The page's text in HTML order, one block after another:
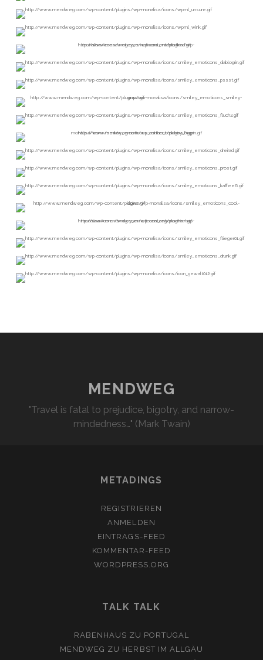
MENDWEG
"Travel is fatal to prejudice, bigotry, and narrow-
mindedness…" (Mark Twain)
METADINGS
REGISTRIEREN
ANMELDEN
EINTRAGS-FEED
KOMMENTAR-FEED
WORDPRESS.ORG
TALK TALK
RABENHAUS ZU PORTUGAL
MENDWEG ZU HERBST IM ALLGÄU